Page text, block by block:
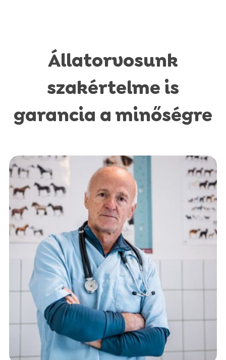
Állatorvosunk
szakértelme is
garancia a minőségre